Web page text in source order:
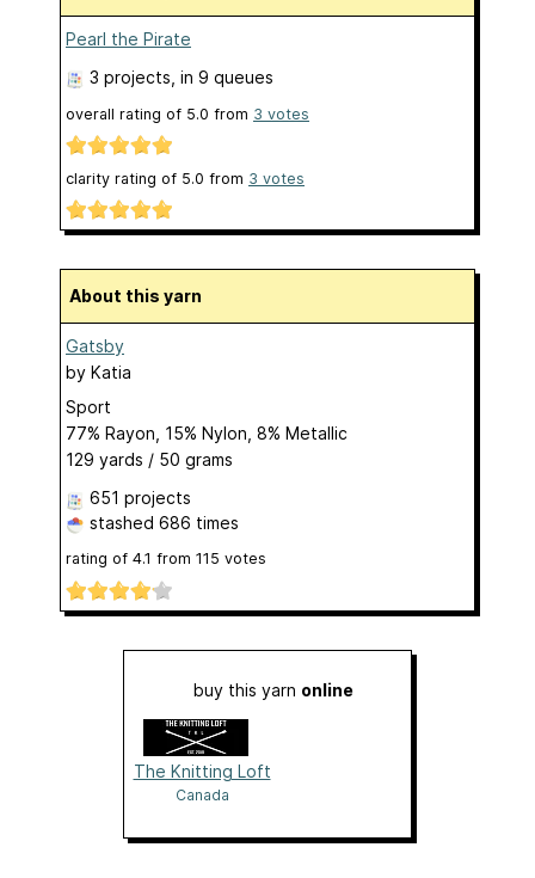
Pearl the Pirate
3 projects , in 9 queues
overall rating of 5.0 from 3 votes
clarity rating of 5.0 from 3 votes
About this yarn
Gatsby
by Katia
Sport
77% Rayon, 15% Nylon, 8% Metallic
129 yards / 50 grams
651 projects
stashed 686 times
rating of 4.1 from 115 votes
buy this yarn online
The Knitting Loft
Canada